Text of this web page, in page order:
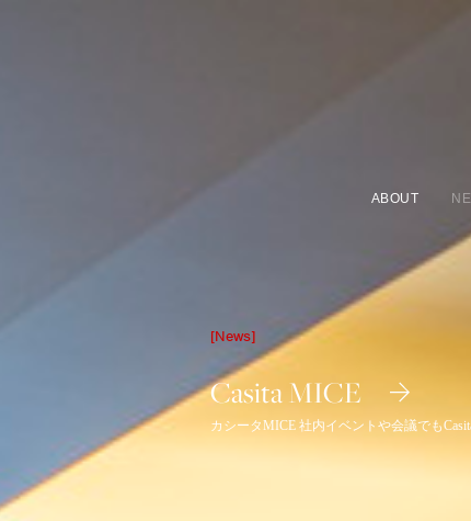
ABOUT
[News]
Casita MICE
カシータMICE 社内イベントや会議でも